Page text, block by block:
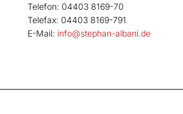
Telefon: 04403 8169-70
Telefax: 04403 8169-791
E-Mail: info@stephan-albani.de